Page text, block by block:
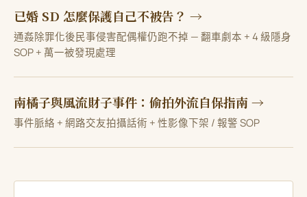
已婚 SD 怎麼保護自己不被告？ →
通姦除罪化後民事侵害配偶權仍跑不掉 — 翻車劇本 + 4 級隱身
SOP + 萬一被發現處理
南橘子與風流財子事件：偷拍外流自保指南 →
事件脈絡 + 網路交友拍攝話術 + 性影像下架 / 報警 SOP